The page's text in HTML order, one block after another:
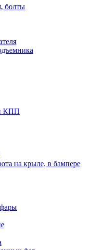
болты
КПП
на крыле, в бампере